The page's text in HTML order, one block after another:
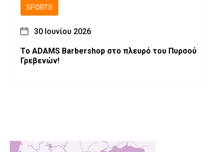
SPORTS
30 Ιουνίου 2026
Το ADAMS Barbershop στο πλευρό του Πυρσού
Γρεβενών!